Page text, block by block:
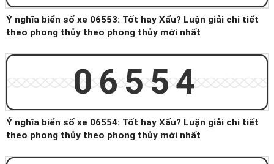
Ý nghĩa biển số xe 06553: Tốt hay Xấu? Luận giải chi tiết
theo phong thủy theo phong thủy mới nhất
06554
Ý nghĩa biển số xe 06554: Tốt hay Xấu? Luận giải chi tiết
theo phong thủy theo phong thủy mới nhất